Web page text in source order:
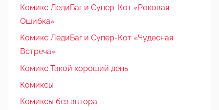
Комикс ЛедиБаг и Супер-Кот «Роковая
Ошибка»
Комикс ЛедиБаг и Супер-Кот «Чудесная
Встреча»
Комикс Такой хороший день
Комиксы
Комиксы без автора